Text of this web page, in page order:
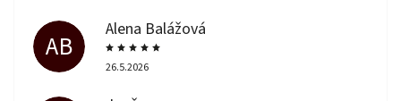
AB
Alena Balážová
26.5.2026